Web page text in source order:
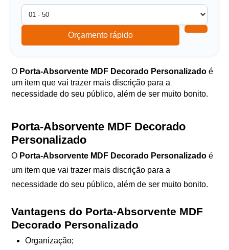
Orçamento rápido
O Porta-Absorvente MDF Decorado Personalizado é
um item que vai trazer mais discrição para a
necessidade do seu público, além de ser muito bonito.
Porta-Absorvente MDF Decorado
Personalizado
O Porta-Absorvente MDF Decorado Personalizado é
um item que vai trazer mais discrição para a
necessidade do seu público, além de ser muito bonito.
Vantagens do Porta-Absorvente MDF
Decorado Personalizado
Organização;